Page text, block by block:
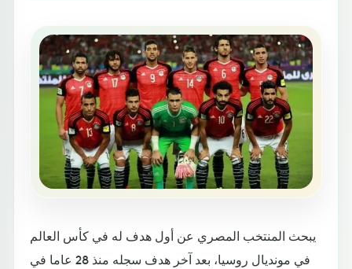
يبحث المنتخب المصري عن أول هدف له في كأس العالم
في مونديال روسيا، بعد آخر هدف سجله منذ 28 عاما في